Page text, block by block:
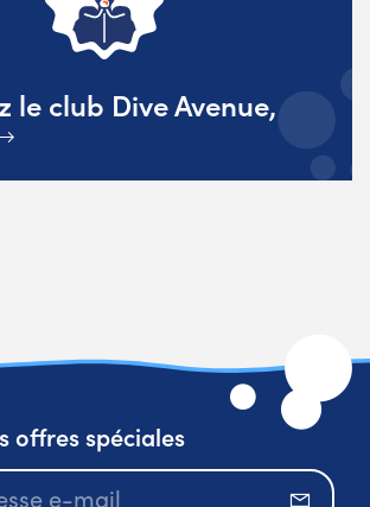
le club Dive Avenue,
offres spéciales